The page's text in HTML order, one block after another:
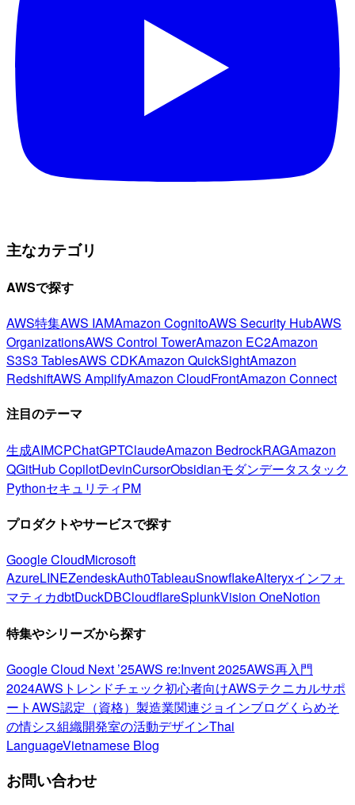
主なカテゴリ
AWSで探す
AWS特集AWS IAMAmazon CognitoAWS Security HubAWS
OrganizationsAWS Control TowerAmazon EC2Amazon
S3S3 TablesAWS CDKAmazon QuickSightAmazon
RedshiftAWS AmplifyAmazon CloudFrontAmazon Connect
注目のテーマ
生成AIMCPChatGPTClaudeAmazon BedrockRAGAmazon
QGitHub CopilotDevinCursorObsidianモダンデータスタック
PythonセキュリティPM
プロダクトやサービスで探す
Google CloudMicrosoft
AzureLINEZendeskAuth0TableauSnowflakeAlteryxインフォ
マティカdbtDuckDBCloudflareSplunkVision OneNotion
特集やシリーズから探す
Google Cloud Next ’25AWS re:Invent 2025AWS再入門
2024AWSトレンドチェック初心者向けAWSテクニカルサポ
ートAWS認定（資格） 製造業関連ジョインブログくらめそ
の情シス組織開発室の活動デザインThai
LanguageVietnamese Blog
お問い合わせ